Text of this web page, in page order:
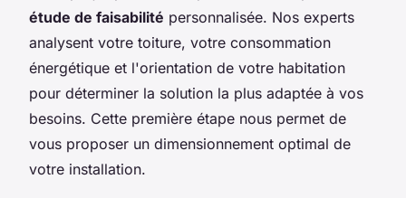
étude de faisabilité personnalisée. Nos experts
analysent votre toiture, votre consommation
énergétique et l'orientation de votre habitation
pour déterminer la solution la plus adaptée à vos
besoins. Cette première étape nous permet de
vous proposer un dimensionnement optimal de
votre installation.